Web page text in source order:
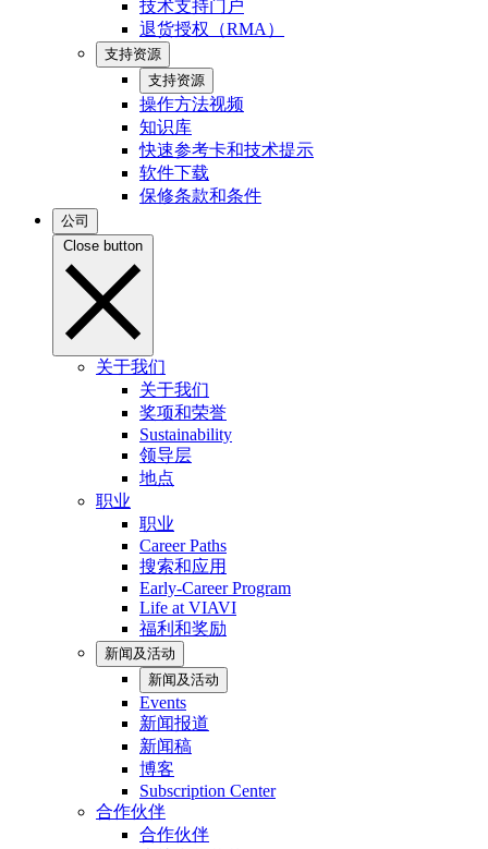
技术支持门户
退货授权（RMA）
支持资源
支持资源
操作方法视频
知识库
快速参考卡和技术提示
软件下载
保修条款和条件
公司
Close button
关于我们
关于我们
奖项和荣誉
Sustainability
领导层
地点
职业
职业
Career Paths
搜索和应用
Early-Career Program
Life at VIAVI
福利和奖励
新闻及活动
新闻及活动
Events
新闻报道
新闻稿
博客
Subscription Center
合作伙伴
合作伙伴